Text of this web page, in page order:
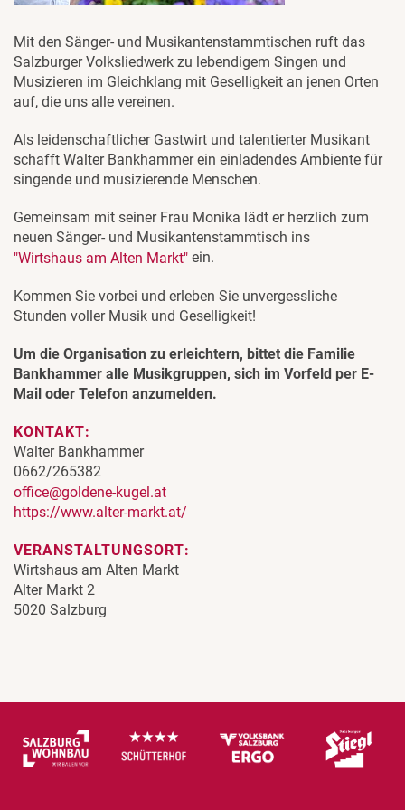
Mit den Sänger- und Musikantenstammtischen ruft das
Salzburger Volksliedwerk zu lebendigem Singen und
Musizieren im Gleichklang mit Geselligkeit an jenen Orten
auf, die uns alle vereinen.
Als leidenschaftlicher Gastwirt und talentierter Musikant
schafft Walter Bankhammer ein einladendes Ambiente für
singende und musizierende Menschen.
Gemeinsam mit seiner Frau Monika lädt er herzlich zum
neuen Sänger- und Musikantenstammtisch ins
"Wirtshaus am Alten Markt" ein.
Kommen Sie vorbei und erleben Sie unvergessliche
Stunden voller Musik und Geselligkeit!
Um die Organisation zu erleichtern, bittet die Familie
Bankhammer alle Musikgruppen, sich im Vorfeld per E-
Mail oder Telefon anzumelden.
KONTAKT:
Walter Bankhammer
0662/265382
office@goldene-kugel.at
https://www.alter-markt.at/
VERANSTALTUNGSORT:
Wirtshaus am Alten Markt
Alter Markt 2
5020 Salzburg